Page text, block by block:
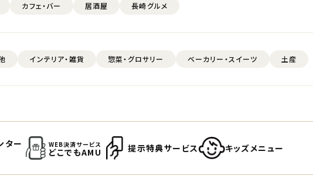
カフェ・バー 居酒屋 長崎グルメ
インテリア・雑貨 惣菜・グロサリー ベーカリー・スイーツ 土産
ター WEB決済サービス
どこでもAMU 提示特典サービス キッズメニュー